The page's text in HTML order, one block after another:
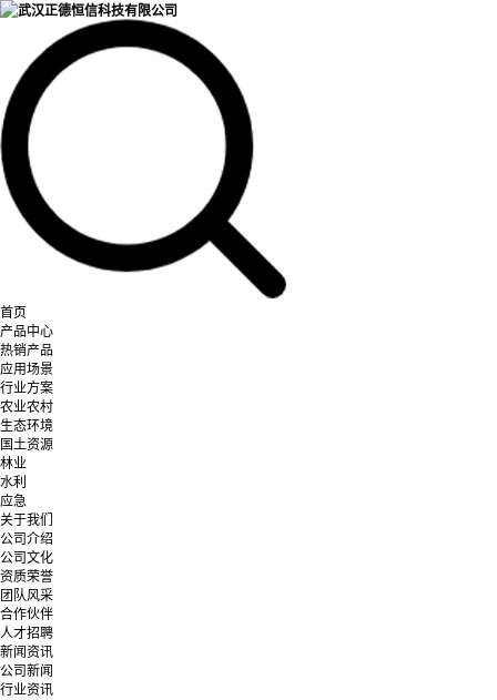
首页
产品中心
热销产品
应用场景
行业方案
农业农村
生态环境
国土资源
林业
水利
应急
关于我们
公司介绍
公司文化
资质荣誉
团队风采
合作伙伴
人才招聘
新闻资讯
公司新闻
行业资讯